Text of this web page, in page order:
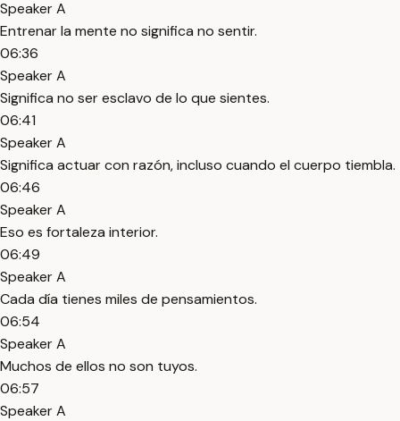
Speaker A
Entrenar la mente no significa no sentir.
06:36
Speaker A
Significa no ser esclavo de lo que sientes.
06:41
Speaker A
Significa actuar con razón, incluso cuando el cuerpo tiembla.
06:46
Speaker A
Eso es fortaleza interior.
06:49
Speaker A
Cada día tienes miles de pensamientos.
06:54
Speaker A
Muchos de ellos no son tuyos.
06:57
Speaker A